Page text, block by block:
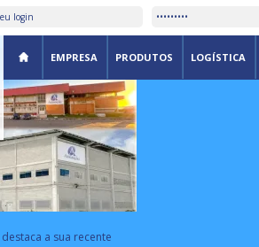
EMPRESA PRODUTOS LOGÍSTICA
É
BSI
a sua recente